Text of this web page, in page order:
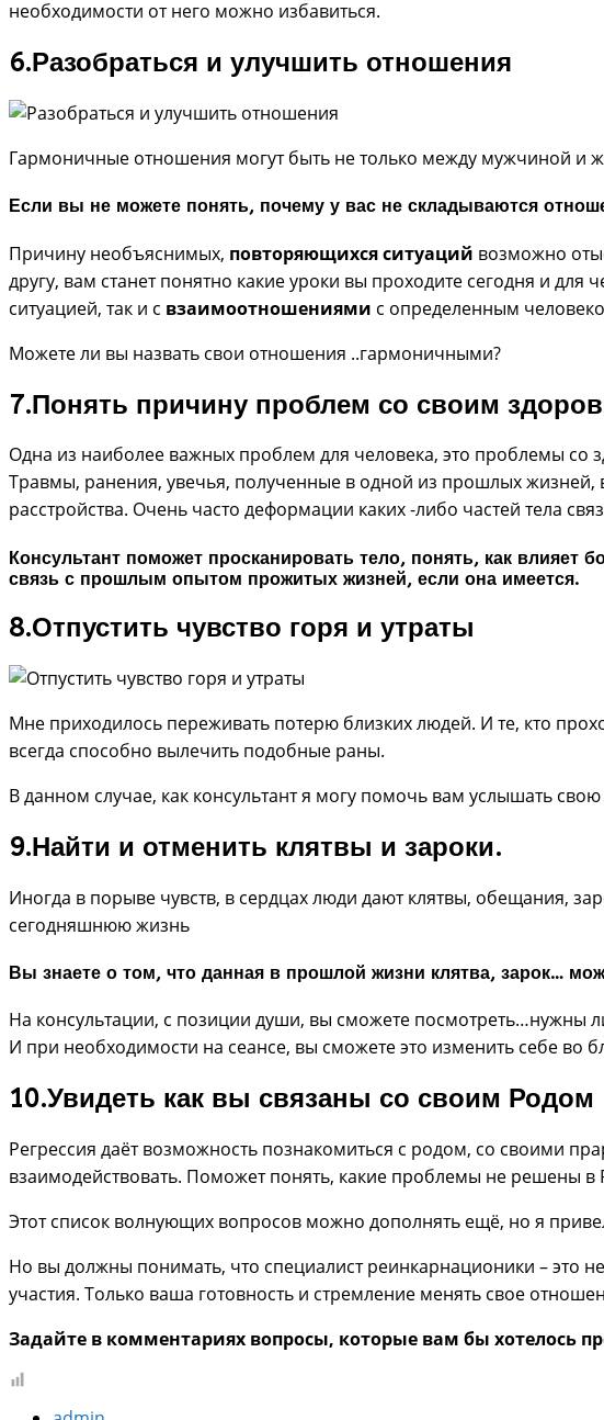
необходимости от него можно избавиться.
6.Разобраться и улучшить отношения
Гармоничные отношения могут быть не только между мужчиной и
Если вы не можете понять, почему у вас не складываются
Причину необъяснимых, повторяющихся ситуаций возможно
другу, вам станет понятно какие уроки вы проходите сегодня и
ситуацией, так и с взаимоотношениями с определенным
Можете ли вы назвать свои отношения ..гармоничными?
7.Понять причину проблем со своим
Одна из наиболее важных проблем для человека, это проблемы со
Травмы, ранения, увечья, полученные в одной из прошлых жизней,
расстройства. Очень часто деформации каких -либо частей тела
Консультант поможет просканировать тело, понять, как
связь с прошлым опытом прожитых жизней, если она имеется.
8.Отпустить чувство горя и утраты
Мне приходилось переживать потерю близких людей. И те, кто
всегда способно вылечить подобные раны.
В данном случае, как консультант я могу помочь вам услышать
9.Найти и отменить клятвы и зароки.
Иногда в порыве чувств, в сердцах люди дают клятвы, обещания,
сегодняшнюю жизнь
Вы знаете о том, что данная в прошлой жизни клятва, зарок…
На консультации, с позиции души, вы сможете посмотреть…нужны
И при необходимости на сеансе, вы сможете это изменить себе во
10.Увидеть как вы связаны со своим Родом
Регрессия даёт возможность познакомиться с родом, со своими
взаимодействовать. Поможет понять, какие проблемы не решены в
Этот список волнующих вопросов можно дополнять ещё, но я
Но вы должны понимать, что специалист реинкарнационики – это
участия. Только ваша готовность и стремление менять свое
Задайте в комментариях вопросы, которые вам бы хотелось